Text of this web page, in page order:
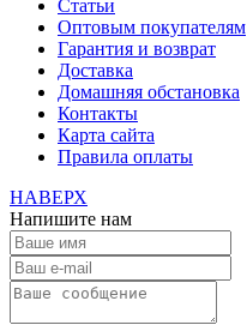
Статьи
Оптовым покупателям
Гарантия и возврат
Доставка
Домашняя обстановка
Контакты
Карта сайта
Правила оплаты
НАВЕРХ
Напишите нам